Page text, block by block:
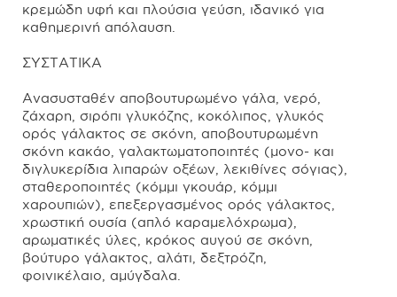
κρεμώδη υφή και πλούσια γεύση, ιδανικό για
καθημερινή απόλαυση.
ΣΥΣΤΑΤΙΚΑ
Ανασυσταθέν αποβουτυρωμένο γάλα, νερό,
ζάχαρη, σιρόπι γλυκόζης, κοκόλιπος, γλυκός
ορός γάλακτος σε σκόνη, αποβουτυρωμένη
σκόνη κακάο, γαλακτωματοποιητές (μονο- και
διγλυκερίδια λιπαρών οξέων, λεκιθίνες σόγιας),
σταθεροποιητές (κόμμι γκουάρ, κόμμι
χαρουπιών), επεξεργασμένος ορός γάλακτος,
χρωστική ουσία (απλό καραμελόχρωμα),
αρωματικές ύλες, κρόκος αυγού σε σκόνη,
βούτυρο γάλακτος, αλάτι, δεξτρόζη,
φοινικέλαιο, αμύγδαλα.